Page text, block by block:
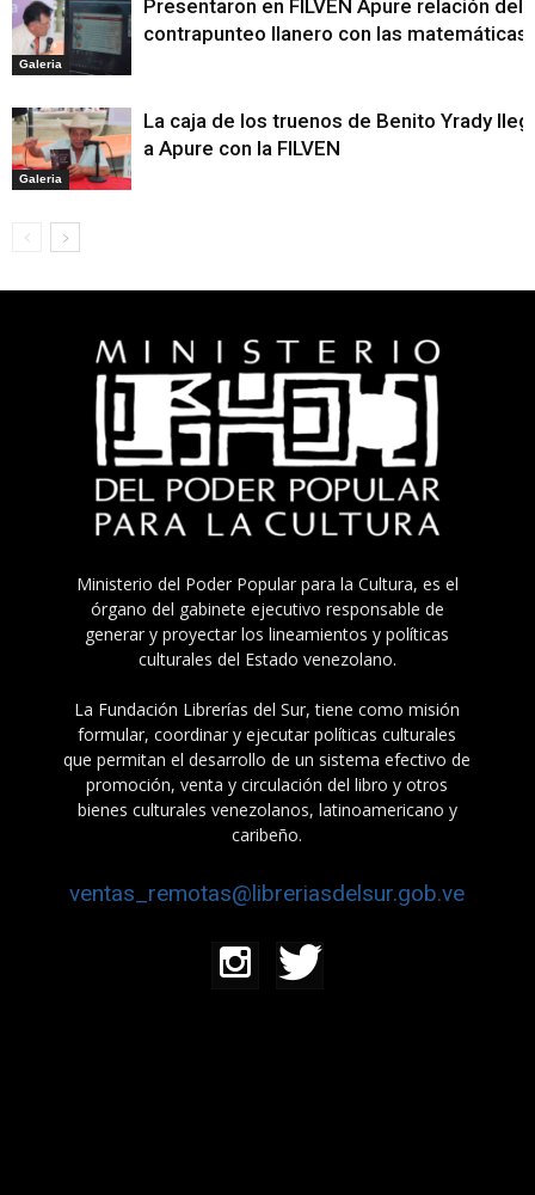
Galeria
Presentaron en FILVEN Apure relación del
contrapunteo llanero con las matemáticas
Galeria
La caja de los truenos de Benito Yrady
a Apure con la FILVEN
Ministerio del Poder Popular para la Cultura, es el
órgano del gabinete ejecutivo responsable de
generar y proyectar los lineamientos y políticas
culturales del Estado venezolano.
La Fundación Librerías del Sur, tiene como misión
formular, coordinar y ejecutar políticas culturales
que permitan el desarrollo de un sistema efectivo de
promoción, venta y circulación del libro y otros
bienes culturales venezolanos, latinoamericano y
caribeño.
ventas_remotas@libreriasdelsur.gob.ve